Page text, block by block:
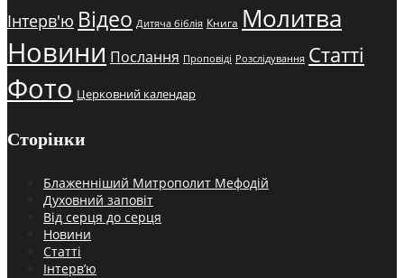
Інтерв'ю Відео Дитяча біблія Книга Молитва
Новини Послання Проповіді Розслідування Статті
Фото Церковний календар
Сторінки
Блаженніший Митрополит Мефодій
Духовний заповіт
Від серця до серця
Новини
Статті
Інтерв’ю